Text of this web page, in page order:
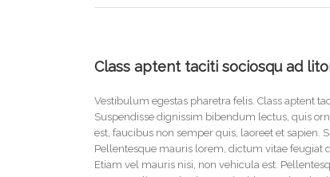
Class aptent taciti sociosqu ad
Vestibulum egestas pharetra felis. Class aptent
Suspendisse dignissim bibendum lectus, quis
est, faucibus non semper quis, laoreet et sapien.
Pellentesque mauris lorem, dictum vitae feugiat
Etiam vel mauris nisi, non vehicula est.